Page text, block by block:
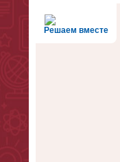
Решаем вместе